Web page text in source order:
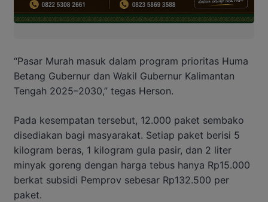
“Pasar Murah masuk dalam program prioritas Huma
Betang Gubernur dan Wakil Gubernur Kalimantan
Tengah 2025–2030,” tegas Herson.
Pada kesempatan tersebut, 12.000 paket sembako
disediakan bagi masyarakat. Setiap paket berisi 5
kilogram beras, 1 kilogram gula pasir, dan 2 liter
minyak goreng dengan harga tebus hanya Rp15.000
berkat subsidi Pemprov sebesar Rp132.500 per
paket.